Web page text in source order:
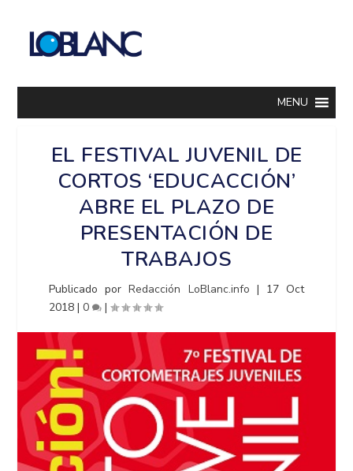
MENU
EL FESTIVAL JUVENIL DE
CORTOS ‘EDUCACCIÓN’
ABRE EL PLAZO DE
PRESENTACIÓN DE
TRABAJOS
Publicado porRedacción LoBlanc.info | 17 Oct
2018 |0 |